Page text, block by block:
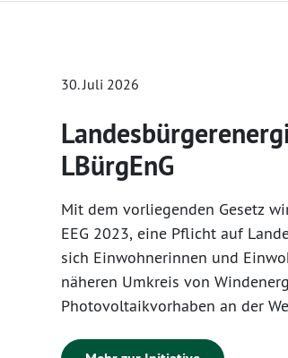
30. Juli 2026
LBürgEnG
Mit dem vorliegenden Gesetz
EEG 2023, eine Pflicht auf
sich Einwohnerinnen und
näheren Umkreis von
Photovoltaikvorhaben an der
stellen sicher, dass ein